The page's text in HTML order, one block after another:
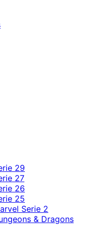
29
27
26
25
Serie 2
& Dragons